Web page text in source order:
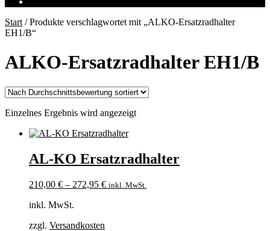
Start /Produkte verschlagwortet mit „ALKO-Ersatzradhalter
EH1/B“
ALKO-Ersatzradhalter EH1/B
Einzelnes Ergebnis wird angezeigt
AL-KO Ersatzradhalter
210,00 € – 272,95 € inkl. MwSt.
inkl. MwSt.
zzgl. Versandkosten